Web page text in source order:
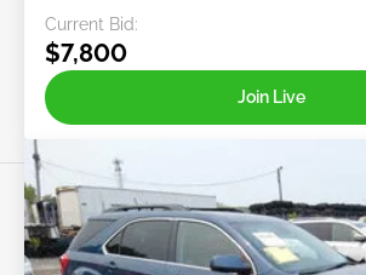
Current Bid:
$7,800
Join Live